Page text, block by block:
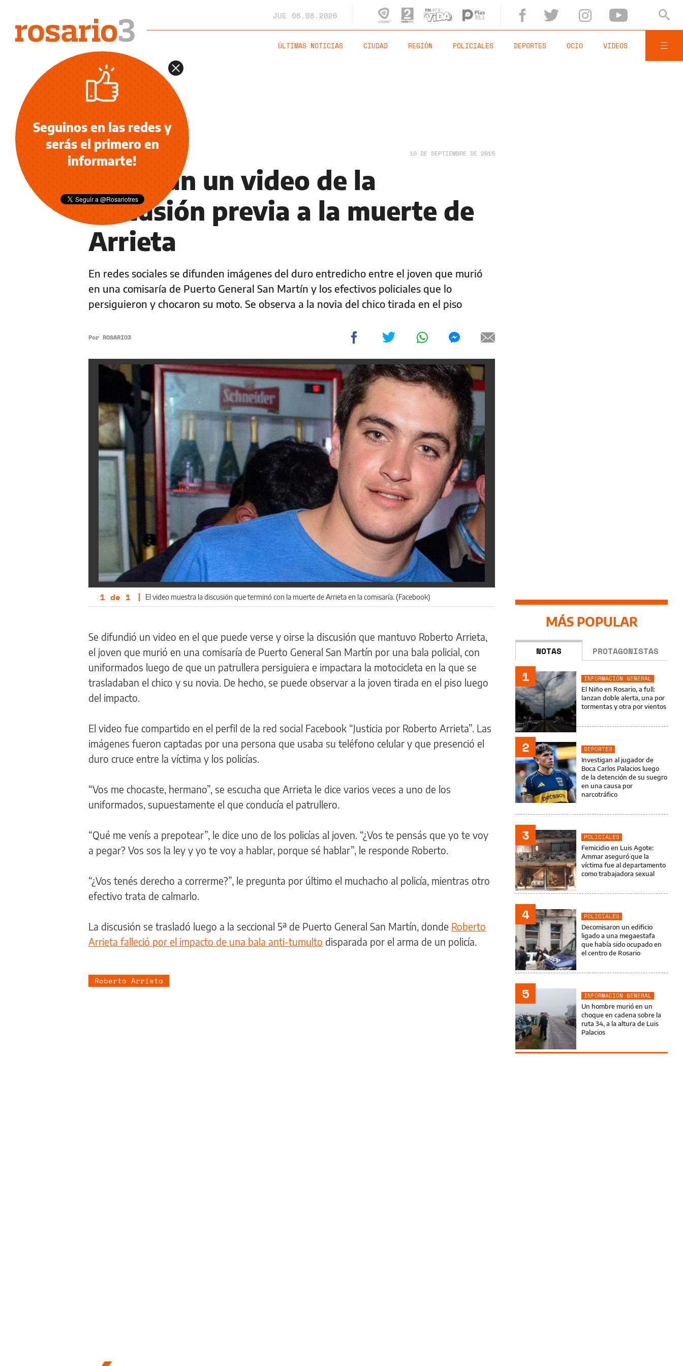
JUE 06.08.2026
ÚLTIMAS NOTICIAS CIUDAD REGIÓN POLICIALES DEPORTES OCIO VIDEOS
NOTICIAS 10 DE SEPTIEMBRE DE 2015
Publican un video de la
discusión previa a la muerte de
Arrieta
En redes sociales se difunden imágenes del duro entredicho entre el joven que murió
en una comisaría de Puerto General San Martín y los efectivos policiales que lo
persiguieron y chocaron su moto. Se observa a la novia del chico tirada en el piso
Por ROSARIO3
1 de 1 | El video muestra la discusión que terminó con la muerte de Arrieta en la comisaría. (Facebook)
Se difundió un video en el que puede verse y oirse la discusión que mantuvo Roberto Arrieta,
el joven que murió en una comisaría de Puerto General San Martín por una bala policial, con
uniformados luego de que un patrullera persiguiera e impactara la motocicleta en la que se
trasladaban el chico y su novia. De hecho, se puede observar a la joven tirada en el piso luego
del impacto.
El video fue compartido en el perfil de la red social Facebook “Justicia por Roberto Arrieta”. Las
imágenes fueron captadas por una persona que usaba su teléfono celular y que presenció el
duro cruce entre la víctima y los policías.
“Vos me chocaste, hermano”, se escucha que Arrieta le dice varios veces a uno de los
uniformados, supuestamente el que conducía el patrullero.
“Qué me venís a prepotear”, le dice uno de los policías al joven. “¿Vos te pensás que yo te voy
a pegar? Vos sos la ley y yo te voy a hablar, porque sé hablar”, le responde Roberto.
“¿Vos tenés derecho a correrme?”, le pregunta por último el muchacho al policía, mientras otro
efectivo trata de calmarlo.
La discusión se trasladó luego a la seccional 5ª de Puerto General San Martín, donde Roberto
Arrieta falleció por el impacto de una bala anti-tumulto disparada por el arma de un policía.
Roberto Arrieta
MÁS POPULAR
NOTAS PROTAGONISTAS
1
INFORMACIÓN GENERAL
El Niño en Rosario, a full:
lanzan doble alerta, una por
tormentas y otra por vientos
2
DEPORTES
Investigan al jugador de
Boca Carlos Palacios luego
de la detención de su suegro
en una causa por
narcotráfico
3
POLICIALES
Femicidio en Luis Agote:
Ammar aseguró que la
víctima fue al departamento
como trabajadora sexual
4
POLICIALES
Decomisaron un edificio
ligado a una megaestafa
que había sido ocupado en
el centro de Rosario
5
INFORMACIÓN GENERAL
Un hombre murió en un
choque en cadena sobre la
ruta 34, a la altura de Luis
Palacios
Seguinos en las redes y
serás el primero en
informarte!